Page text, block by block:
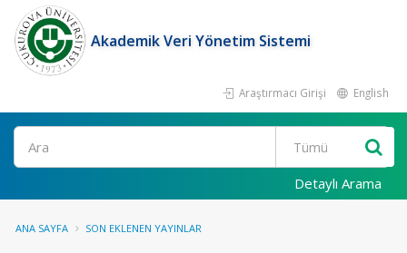
Akademik Veri Yönetim Sistemi
Araştırmacı Girişi English
Ara
Detaylı Arama
ANA SAYFA SON EKLENEN YAYINLAR